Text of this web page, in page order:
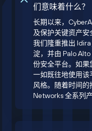
们意味着什么？
长期以来，
及保护关键资产安
我们隆重推出
淀，并由 Palo
份安全平台。如果
一如既往地使用该
风格。随着时间的
Networks 全系列